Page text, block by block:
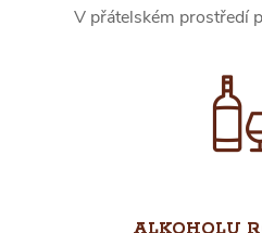
V přátelském prostředí